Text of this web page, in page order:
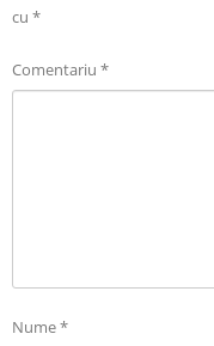
cu *
Comentariu *
Nume*